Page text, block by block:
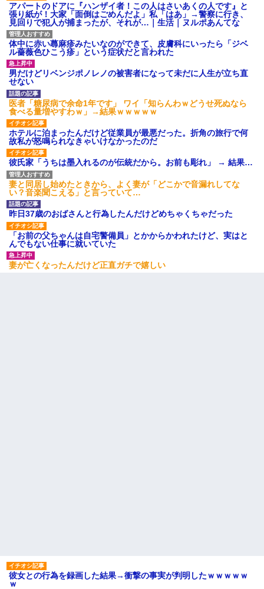
アパートのドアに『ハンザイ者！この人はさいあくの人です』と
張り紙が！大家「面倒はごめんだよ」私「はあ」→警察に行き、
見回りで犯人が捕まったが、それが…｜生活｜ヌルポあんてな
体中に赤い蕁麻疹みたいなのができて、皮膚科にいったら「ジベ
ル薔薇色ひこう疹」という症状だと言われた
男だけどリベンジポノレノの被害者になって未だに人生が立ち直
せない
医者「糖尿病で余命1年です」 ワイ「知らんわｗどうせ死ぬなら
食べる量増やすわｗ」→結果ｗｗｗｗｗ
ホテルに泊まったんだけど従業員が最悪だった。折角の旅行で何
故私が怒鳴られなきゃいけなかったのだ
彼氏家「うちは墨入れるのが伝統だから。お前も彫れ」 → 結果…
妻と同居し始めたときから、よく妻が「どこかで音漏れしてな
い？音楽聞こえる」と言っていて…
昨日37歳のおばさんと行為したんだけどめちゃくちゃだった
「お前の父ちゃんは自宅警備員」とかからかわれたけど、実はと
んでもない仕事に就いていた
妻が亡くなったんだけど正直ガチで嬉しい
彼女との行為を録画した結果→衝撃の事実が判明したｗｗｗｗｗ
ｗ